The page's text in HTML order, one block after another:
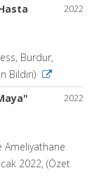
2022
Burdur,
Bildiri)
2022
Ameliyathane
2022, (Özet